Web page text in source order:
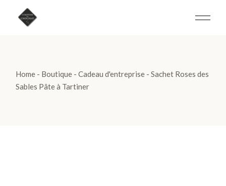
content
Home Boutique Cadeau d'entreprise
Sachet Roses des
Sables Pâte à Tartiner